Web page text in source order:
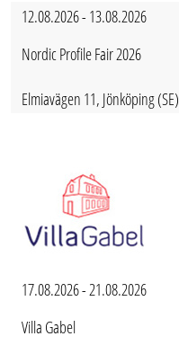
12.08.2026 - 13.08.2026
Nordic Profile Fair 2026
Elmiavägen 11, Jönköping (SE)
17.08.2026 - 21.08.2026
Villa Gabel